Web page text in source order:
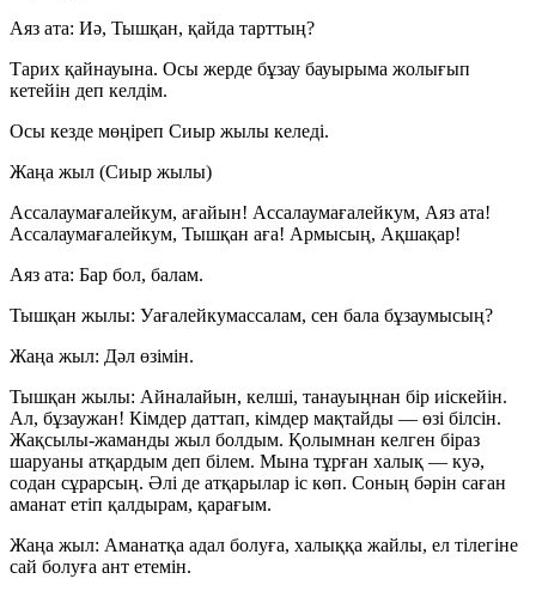
Аяз ата: Иә, Тышқан, қайда тарттың?
Тарих қайнауына. Осы жерде бұзау бауырыма жолығып
кетейін деп келдім.
Осы кезде мөңіреп Сиыр жылы келеді.
Жаңа жыл (Сиыр жылы)
Ассалаумағалейкум, ағайын! Ассалаумағалейкум, Аяз ата!
Ассалаумағалейкум, Тышқан аға! Армысың, Ақшақар!
Аяз ата: Бар бол, балам.
Тышқан жылы: Уағалейкумассалам, сен бала бұзаумысың?
Жаңа жыл: Дәл өзімін.
Тышқан жылы: Айналайын, келші, танауыңнан бір иіскейін.
Ал, бұзаужан! Кімдер даттап, кімдер мақтайды — өзі білсін.
Жақсылы-жаманды жыл болдым. Қолымнан келген біраз
шаруаны атқардым деп білем. Мына тұрған халық — куә,
содан сұрарсың. Әлі де атқарылар іс көп. Соның бәрін саған
аманат етіп қалдырам, қарағым.
Жаңа жыл: Аманатқа адал болуға, халыққа жайлы, ел тілегіне
сай болуға ант етемін.